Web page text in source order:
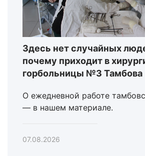
Здесь нет случайных
почему приходит в
горбольницы №3 Тамбова
О ежедневной работе
— в нашем материале.
07.08.2026